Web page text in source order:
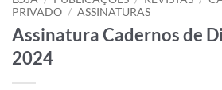
PRIVADO / ASSINATURAS
Assinatura Cadernos de
2024